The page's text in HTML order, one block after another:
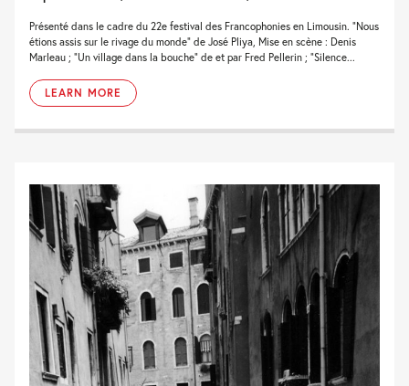
Présenté dans le cadre du 22e festival des Francophonies en Limousin. “Nous
étions assis sur le rivage du monde” de José Pliya, Mise en scène : Denis
Marleau ; “Un village dans la bouche” de et par Fred Pellerin ; “Silence...
LEARN MORE